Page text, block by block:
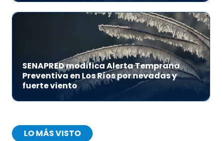
SENAPRED modifica Alerta Temprana
Preventiva en Los Ríos por nevadas y
fuerte viento
LO MÁS VISTO